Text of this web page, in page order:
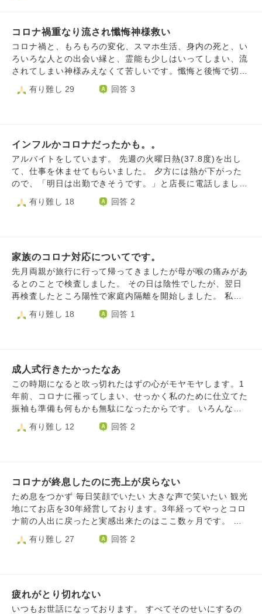
コロナ禍重なり流され懺悔神様救い
コロナ禍と、もろもろの変化、スマホ生活、身内の死と、い
ろいろな人との出会い縁と、霊能も少しはいってしまい、流
されてしまい神様みえなくて苦しいです。懺悔と後悔で切迫
したきもちでたすけてほしくて、どうしたらいいでしょう
か。神様に救われ愛の繋がりに戻りたい。
有り難し 29 回答 3
インフルかコロナだったかも。。
アルバイトをしています。 先週の火曜日熱(37.8度)を出し
て、仕事を休ませてもらいました。 夕方には熱が下がった
ので、「明日は出勤できそうです。」と店長に電話しまし
た。すると、「熱が下がったら明日は頑張ってね。」と言わ
れました。 次の日の朝(水曜日)も熱はなかったので出勤しま
りました。。 今週、職場の人の身内の方が亡くなりまし
た。 仕事を休んだ日、私は病院に行きませんでした。(熱が
出てすぐに検査をしても、正しい検査結果が出ないと聞いた
ことがあったので。。) 私が、実はコロナやインフルだった
その方が亡くなってしまったのだとしたら私のせいですよ
有り難し 18 回答 2
家族のコロナ対応についてです。
先月両親が旅行に行って帰ってきましたが母が喉の痛みがあ
るとのことで検査しました。 その日は陰性でしたが、翌日
再検査したところ陽性で家庭内隔離を開始しました。 私は
介護の仕事についており、感染力の強さ、症状の辛さも対応
していて実感しています。 家族内では初感染です。 5日間は
いと言われました。 普段私が早く帰ってきた時、夜勤明け
や休みの時は私が家事をすることが多いです。 母の陽性か
ら３日程経ったあたりから部屋にいても暇だからマスクをし
て家事をしたいと言われましたが、せめて5日はしないで欲
ました。 5日経ったあたりからマスクをして家事をしていい
くはないけど乾燥すると言っていました。 いつもの感じな
んじゃない？とは言いましたが、母がコロナ中の為5日過ぎ
たあたりから頻繁にリビングに来たからだといじけていま
す。 検査してみるか提案しましたが、痛いから嫌だと言わ
しっかりすれば良いと思います。 母のコロナ対応中に言わ
思ってしまいました。 長くなってしまい申し訳ありませ
ん。励ましの言葉を欲しいです。
有り難し 18 回答 1
成人式行きたかったなあ
この時期になると吹っ切れたはずの心がモヤモヤします。1
年前、コロナに罹ってしまい、せっかく私のために仕立てた
振袖も準備も何もかも無駄になったからです。 いろんな投
稿が流れてきて、綺麗な振袖を見るたびに1年かけて宥めす
かしてどうにか持ち直した心が、羨ましい、行きたかった、
で、当日みんな着飾ってる中私はベッドにゲロを吐いていま
した。 この本当に惨めな気持ちを毎年思い出して、残りの
長い人生生きるのでしょうか。どうしたらこの痛みを和らげ
ることができますか。
有り難し 12 回答 2
コロナが終息したのに売上が戻らない
ため息をつかず 毎日笑顔でいたい 大きな声で笑いたい 観光
地にてお店を30年経営しております。3年経ってやっとコロ
ナ前の人出に戻ったと実感出来たのはここ数ヶ月です。 い
つも観光客がいて賑やかに見えますが、遊びに来ても、大人
も子供もお金を使わなくなりました。 近隣のお店も変わら
わらず応援してくれていますので(コロナで当然借金もあり)
閉業はせずになんとか切り抜けたいです。いつかは必ず抜け
有り難し 27 回答 2
疲れがとり切れない
いつもお世話になっております。 すべてそのせいにするの